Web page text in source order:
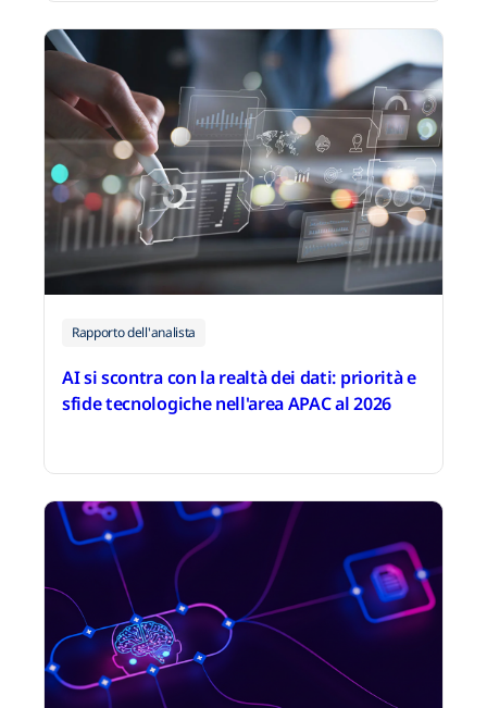
20 luglio 2026
Rapporto dell'analista
AI si scontra con la realtà dei dati: priorità e
sfide tecnologiche nell'area APAC al 2026
15 giugno 2026